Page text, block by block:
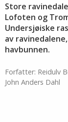
Store
Lofoten og
Undersjøiske
av
havbunnen.
Forfatter: Reidulv
John Anders Dahl